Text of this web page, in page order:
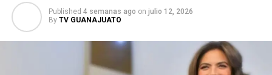
Published 4 semanas ago on julio 12, 2026
By TV GUANAJUATO